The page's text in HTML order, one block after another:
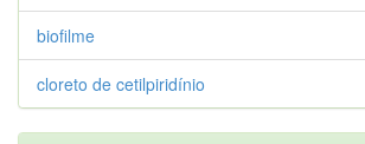
biofilme
cloreto de cetilpiridínio